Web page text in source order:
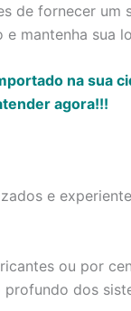
de fornecer um
mantenha sua
na sua
agora!!!
e
ou por
dos